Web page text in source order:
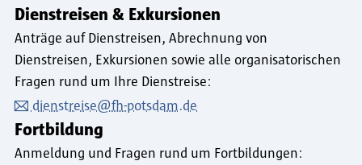
Dienstreisen & Exkursionen
Anträge auf Dienstreisen, Abrechnung von
Dienstreisen, Exkursionen sowie alle organisatorischen
Fragen rund um Ihre Dienstreise:
dienstreise@fh-potsdam.de
Fortbildung
Anmeldung und Fragen rund um Fortbildungen: